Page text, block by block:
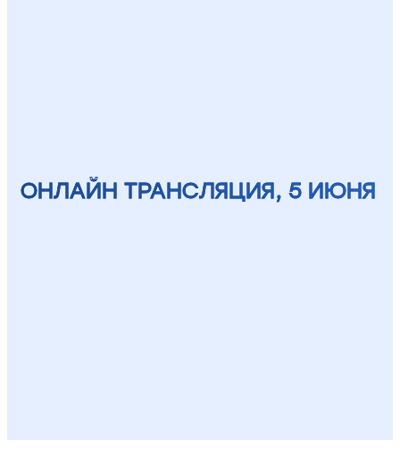
ОНЛАЙН ТРАНСЛЯЦИЯ, 5 ИЮНЯ